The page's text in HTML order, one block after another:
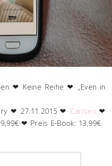
❤ Keine Reihe ❤ „Even in
❤ 27.11.2015 ❤ Carlsen ❤
❤ Preis E-Book: 13,99€